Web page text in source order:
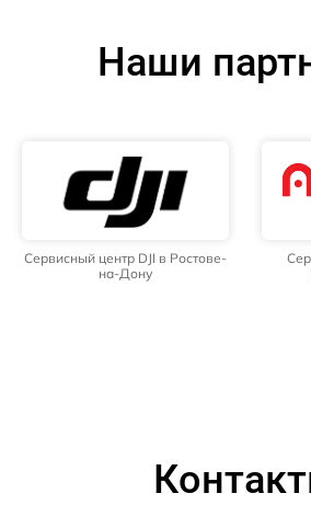
Наши
Сервисный центр DJI в Ростове-
на-Дону